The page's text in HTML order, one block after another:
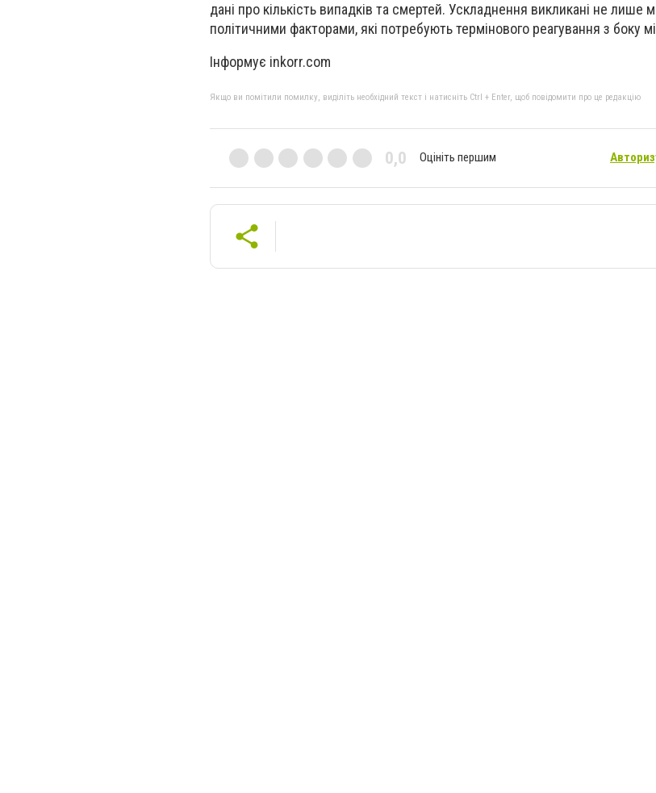
дані про кількість випадків та смертей. Ускладнення викликані не лише
політичними факторами, які потребують термінового реагування з боку
Інформує inkorr.com
Якщо ви помітили помилку, виділіть необхідний текст і натисніть Ctrl + Enter, щоб повідомити про це редакцію
0,0 Оцініть першим